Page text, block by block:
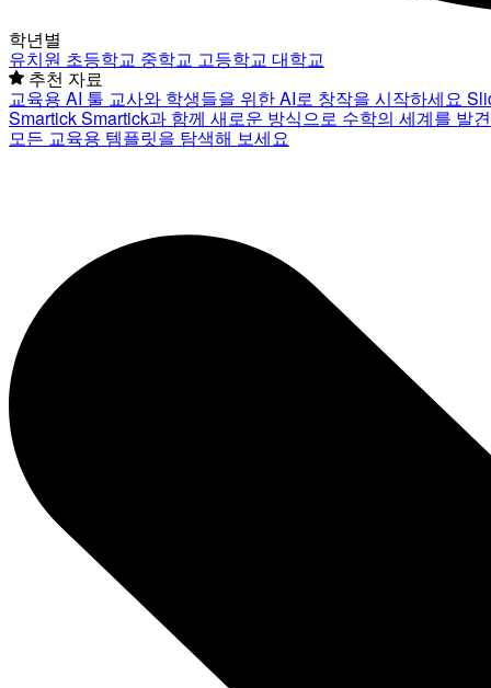
학년별
유치원 초등학교 중학교 고등학교 대학교
추천 자료
교육용 AI 툴 교사와 학생들을 위한 AI로 창작을 시작하세요
SmartickSmartick과 함께 새로운 방식으로 수학의 세계를 발
모든 교육용 템플릿을 탐색해 보세요